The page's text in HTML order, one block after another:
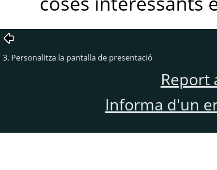
3. Personalitza la pantalla de presentació
Report
Informa d'un